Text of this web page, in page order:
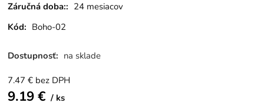
Záručná doba:: 24 mesiacov
Kód: Boho-02
Dostupnosť: na sklade
7.47 € bez DPH
9.19€ ks